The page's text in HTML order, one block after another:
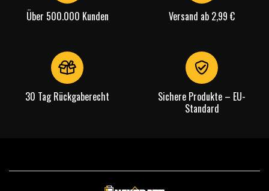
Über 500.000 Kunden Versand ab 2,99 €
30 Tag Rückgaberecht
Sichere Produkte – EU-
Standard